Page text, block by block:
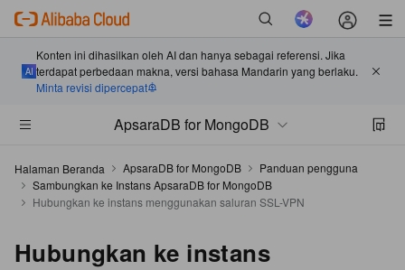
Konten ini dihasilkan oleh AI dan hanya sebagai referensi. Jika
terdapat perbedaan makna, versi bahasa Mandarin yang berlaku.
Minta revisi dipercepat
ApsaraDB for MongoDB
Halaman Beranda ApsaraDB for MongoDB
Panduan pengguna
Sambungkan ke Instans ApsaraDB for MongoDB
Hubungkan ke instans menggunakan saluran SSL-VPN
Hubungkan ke instans